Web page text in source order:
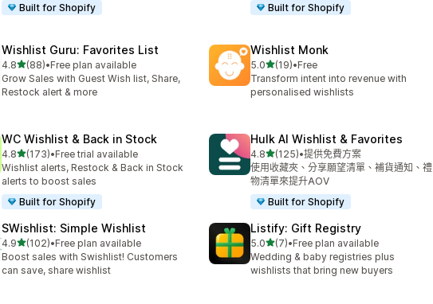
Built for Shopify
Built for Shopify
Wishlist Guru: Favorites List
4.8滿分 5 顆星
(88)
共有 88 則評價
•Free plan available
Grow Sales with Guest Wish list, Share,
Restock alert & more
Wishlist Monk
5.0滿分 5 顆星
(19)
共有 19 則評價
•Free
Transform intent into revenue with
personalised wishlists
WC Wishlist & Back in Stock
4.8滿分 5 顆星
(173)
共有 173 則評價
•Free trial available
Wishlist alerts, Restock & Back in Stock
alerts to boost sales
Built for Shopify
Hulk AI Wishlist & Favorites
4.8滿分 5 顆星
(125)
共有 125 則評價
•提供免費方案
使用收藏夾、分享願望清單、補貨通知、禮
物清單來提升AOV
Built for Shopify
SWishlist: Simple Wishlist
4.9滿分 5 顆星
(102)
共有 102 則評價
•Free plan available
Boost sales with Swishlist! Customers
can save, share wishlist
Listify: Gift Registry
5.0滿分 5 顆星
(7)
共有 7 則評價
•Free plan available
Wedding & baby registries plus
wishlists that bring new buyers